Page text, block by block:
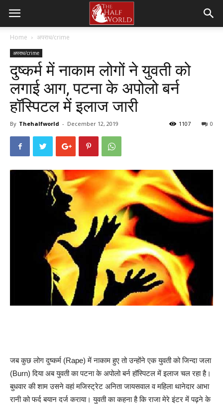
Home अपराध/crime
अपराध/crime
दुष्कर्म में नाकाम लोगों ने युवती को
लगाई आग, पटना के अपोलो बर्न
हॉस्पिटल में इलाज जारी
By Thehalfworld - December 12, 2019 0
1107
जब कुछ लोग दुष्कर्म (Rape) में नाकाम हुए तो उन्होंने एक युवती को जिन्दा जला
(Burn) दिया अब युवती का पटना के अपोलो बर्न हॉस्पिटल में इलाज चल रहा है।
बुधवार की शाम उसने वहां मजिस्ट्रेट अनिता जायसवाल व महिला थानेदार आभा
रानी को फर्द बयान दर्ज कराया। युवती का कहना है कि राजा मेरे इंटर में पढ़ने के